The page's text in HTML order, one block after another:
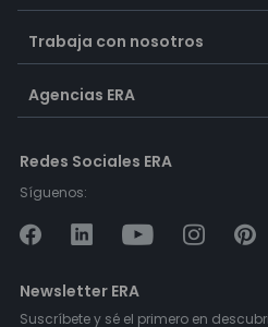
Trabaja con nosotros
Agencias ERA
Redes Sociales ERA
Síguenos:
Newsletter ERA
Suscríbete y sé el primero en